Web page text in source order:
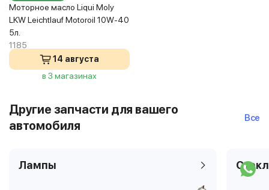
Моторное масло Liqui Moly
LKW Leichtlauf Motoroil 10W-40
5л.
1185
14 августа
в 3 магазинах
Другие запчасти для вашего
автомобиля
Все
Лампы